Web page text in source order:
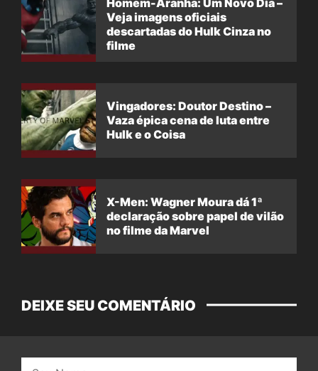
Homem-Aranha: Um Novo Dia –
Veja imagens oficiais
descartadas do Hulk Cinza no
filme
Vingadores: Doutor Destino –
Vaza épica cena de luta entre
Hulk e o Coisa
X-Men: Wagner Moura dá 1ª
declaração sobre papel de vilão
no filme da Marvel
DEIXE SEU COMENTÁRIO